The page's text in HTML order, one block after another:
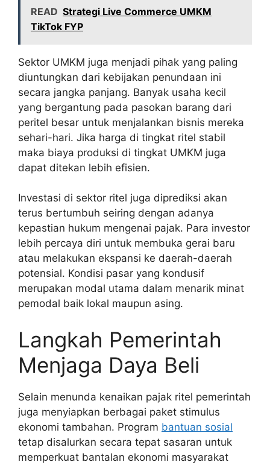
READ Strategi Live Commerce UMKM
TikTok FYP
Sektor UMKM juga menjadi pihak yang paling
diuntungkan dari kebijakan penundaan ini
secara jangka panjang. Banyak usaha kecil
yang bergantung pada pasokan barang dari
peritel besar untuk menjalankan bisnis mereka
sehari-hari. Jika harga di tingkat ritel stabil
maka biaya produksi di tingkat UMKM juga
dapat ditekan lebih efisien.
Investasi di sektor ritel juga diprediksi akan
terus bertumbuh seiring dengan adanya
kepastian hukum mengenai pajak. Para investor
lebih percaya diri untuk membuka gerai baru
atau melakukan ekspansi ke daerah-daerah
potensial. Kondisi pasar yang kondusif
merupakan modal utama dalam menarik minat
pemodal baik lokal maupun asing.
Langkah Pemerintah
Menjaga Daya Beli
Selain menunda kenaikan pajak ritel pemerintah
juga menyiapkan berbagai paket stimulus
ekonomi tambahan. Program bantuan sosial
tetap disalurkan secara tepat sasaran untuk
memperkuat bantalan ekonomi masyarakat